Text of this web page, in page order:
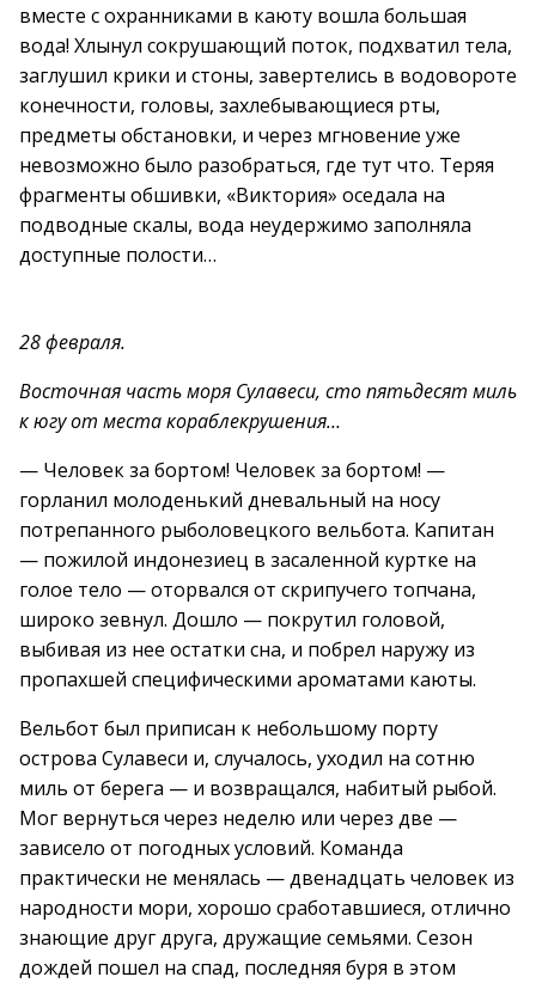
вместе с охранниками в каюту вошла большая
вода! Хлынул сокрушающий поток, подхватил тела,
заглушил крики и стоны, завертелись в водовороте
конечности, головы, захлебывающиеся рты,
предметы обстановки, и через мгновение уже
невозможно было разобраться, где тут что. Теряя
фрагменты обшивки, «Виктория» оседала на
подводные скалы, вода неудержимо заполняла
доступные полости…
28 февраля.
Восточная часть моря Сулавеси, сто пятьдесят миль
к югу от места кораблекрушения…
— Человек за бортом! Человек за бортом! —
горланил молоденький дневальный на носу
потрепанного рыболовецкого вельбота. Капитан
— пожилой индонезиец в засаленной куртке на
голое тело — оторвался от скрипучего топчана,
широко зевнул. Дошло — покрутил головой,
выбивая из нее остатки сна, и побрел наружу из
пропахшей специфическими ароматами каюты.
Вельбот был приписан к небольшому порту
острова Сулавеси и, случалось, уходил на сотню
миль от берега — и возвращался, набитый рыбой.
Мог вернуться через неделю или через две —
зависело от погодных условий. Команда
практически не менялась — двенадцать человек из
народности мори, хорошо сработавшиеся, отлично
знающие друг друга, дружащие семьями. Сезон
дождей пошел на спад, последняя буря в этом